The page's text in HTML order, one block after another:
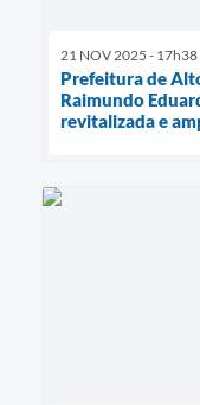
21 NOV 2025 - 17h38
Prefeitura de
Raimundo
revitalizada e